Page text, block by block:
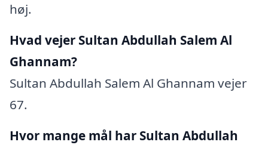
høj.
Hvad vejer Sultan Abdullah Salem Al
Ghannam?
Sultan Abdullah Salem Al Ghannam vejer
67.
Hvor mange mål har Sultan Abdullah